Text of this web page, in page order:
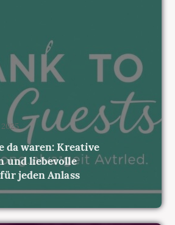
da waren: Kreative
und liebevolle
jeden Anlass